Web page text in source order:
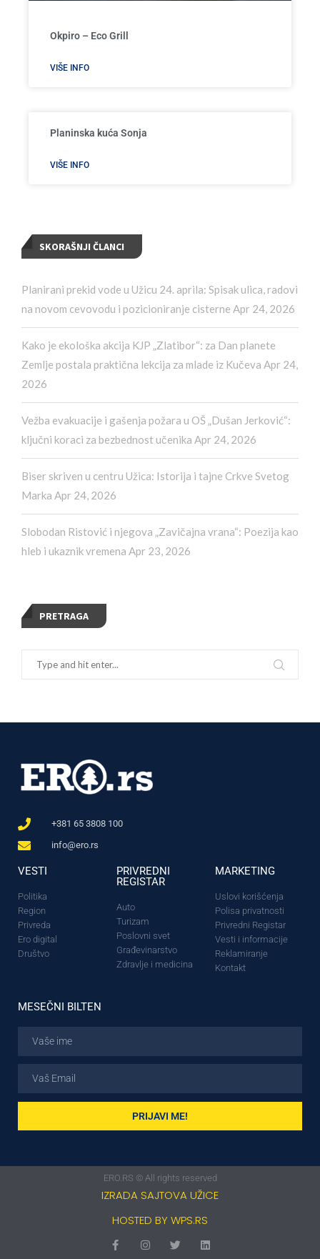
Okpiro – Eco Grill
VIŠE INFO
Planinska kuća Sonja
VIŠE INFO
SKORAŠNJI ČLANCI
Planirani prekid vode u Užicu 24. aprila: Spisak ulica, radovi
na novom cevovodu i pozicioniranje cisterne Apr 24, 2026
Kako je ekološka akcija KJP „Zlatibor“: za Dan planete
Zemlje postala praktična lekcija za mlade iz Kučeva Apr 24,
2026
Vežba evakuacije i gašenja požara u OŠ „Dušan Jerković“:
ključni koraci za bezbednost učenika Apr 24, 2026
Biser skriven u centru Užica: Istorija i tajne Crkve Svetog
Marka Apr 24, 2026
Slobodan Ristović i njegova „Zavičajna vrana“: Poezija kao
hleb i ukaznik vremena Apr 23, 2026
PRETRAGA
+381 65 3808 100
info@ero.rs
VESTI
Politika
Region
Privreda
Ero digital
Društvo
PRIVREDNI
REGISTAR
Auto
Turizam
Poslovni svet
Građevinarstvo
Zdravlje i medicina
MARKETING
Uslovi korišćenja
Polisa privatnosti
Privredni Registar
Vesti i informacije
Reklamiranje
Kontakt
MESEČNI BILTEN
PRIJAVI ME!
ERO.RS © All rights reserved
IZRADA SAJTOVA UŽICE
HOSTED BY WPS.RS